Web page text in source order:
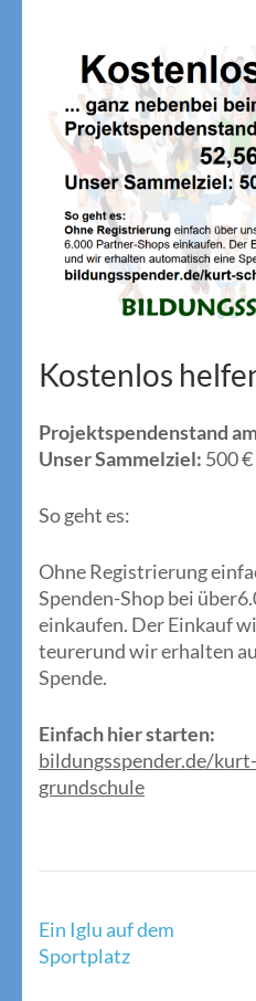
Kostenlos
Projektspendenstand
Unser Sammelziel: 500 €
So geht es:
Ohne Registrierung
Spenden-Shop bei
einkaufen. Der Einkauf
teurerund wir erhalten
Spende.
Einfach hier starten:
bildungsspender.de/
grundschule
Ein Iglu auf dem
Sportplatz